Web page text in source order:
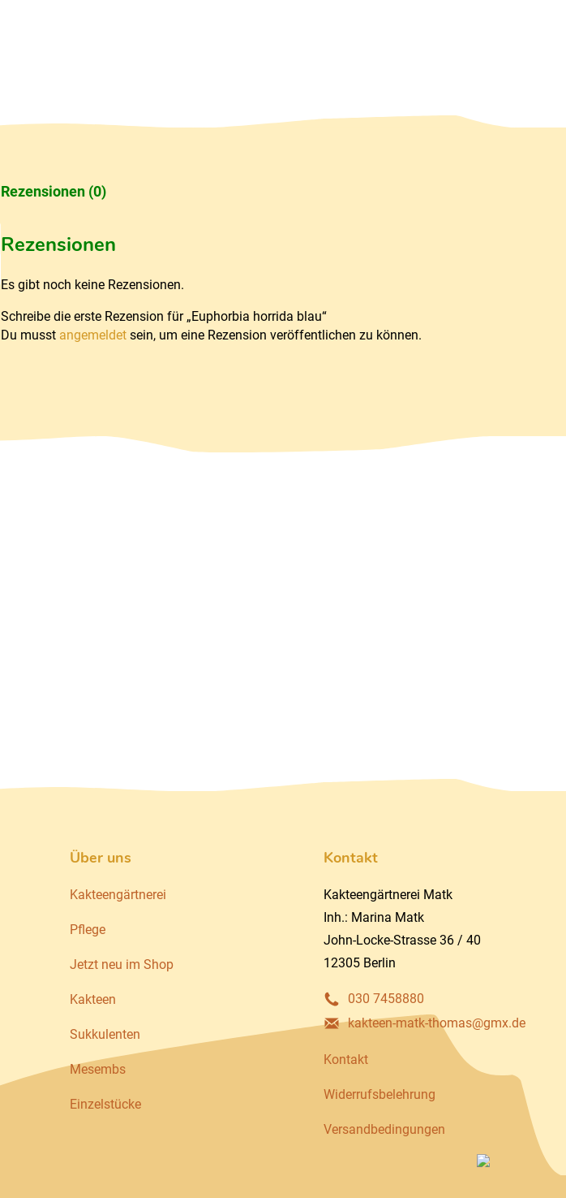
Rezensionen (0)
Rezensionen
Es gibt noch keine Rezensionen.
Schreibe die erste Rezension für „Euphorbia horrida blau“
Du musst angemeldet sein, um eine Rezension veröffentlichen zu können.
Über uns
Kakteengärtnerei
Pflege
Jetzt neu im Shop
Kakteen
Sukkulenten
Mesembs
Einzelstücke
Kontakt
Kakteengärtnerei Matk
Inh.: Marina Matk
John-Locke-Strasse 36 / 40
12305 Berlin
030 7458880
kakteen-matk-thomas@gmx.de
Kontakt
Widerrufsbelehrung
Versandbedingungen